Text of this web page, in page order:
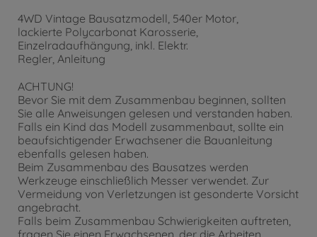
4WD Vintage Bausatzmodell, 540er Motor,
lackierte Polycarbonat Karosserie,
Einzelradaufhängung, inkl. Elektr.
Regler, Anleitung
ACHTUNG!
Bevor Sie mit dem Zusammenbau beginnen, sollten
Sie alle Anweisungen gelesen und verstanden haben.
Falls ein Kind das Modell zusammenbaut, sollte ein
beaufsichtigender Erwachsener die Bauanleitung
ebenfalls gelesen haben.
Beim Zusammenbau des Bausatzes werden
Werkzeuge einschließlich Messer verwendet. Zur
Vermeidung von Verletzungen ist gesonderte Vorsicht
angebracht.
Falls beim Zusammenbau Schwierigkeiten auftreten,
fragen Sie einen Erwachsenen, der die Arbeiten